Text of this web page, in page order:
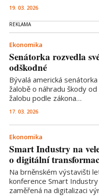
19. 03. 2026
Ekonomika
Senátorka rozvedla
odškodné
Bývalá americká
žalobě o náhradu škody
žalobu podle zákona…
17. 03. 2026
Ekonomika
Smart Industry na
o digitální
Na brněnském výstavišti
konference Smart
zaměřená na digitalizaci